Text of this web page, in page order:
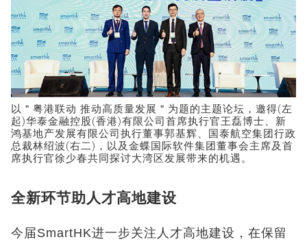
以＂粤港联动 推动高质量发展＂为题的主题论坛，邀得(左
起)华泰金融控股(香港)有限公司首席执行官王磊博士、新
鸿基地产发展有限公司执行董事郭基辉、国泰航空集团行政
总裁林绍波(右二)，以及金蝶国际软件集团董事会主席及首
席执行官徐少春共同探讨大湾区发展带来的机遇。
全新环节助人才高地建设
今届SmartHK进一步关注人才高地建设，在保留